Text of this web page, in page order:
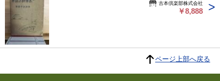
古本倶楽部株式会社
￥8,888
ページ上部へ戻る